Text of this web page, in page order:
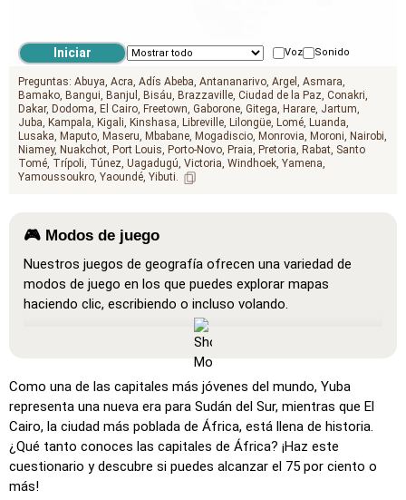
Voz Sonido
Preguntas: Abuya Acra Adís Abeba Antananarivo Argel
Asmara
Bamako Bangui Banjul Bisáu Brazzaville Ciudad de la Paz Conakri
Dakar Dodoma El Cairo Freetown Gaborone Gitega Harare Jartum
Juba Kampala Kigali Kinshasa Libreville Lilongüe Lomé Luanda
Lusaka Maputo Maseru Mbabane Mogadiscio Monrovia Moroni Nairobi
Niamey Nuakchot Port Louis Porto-Novo Praia Pretoria Rabat Santo
Tomé Trípoli Túnez Uagadugú Victoria Windhoek Yamena
Yamoussoukro Yaoundé Yibuti
🎮 Modos de juego
Nuestros juegos de geografía ofrecen una variedad de
modos de juego en los que puedes explorar mapas
haciendo clic, escribiendo o incluso volando.
: Un modo de aprendizaje donde todas las
ubicaciones son visibles en el mapa, lo que facilita el
Haz clic en… (muy fácil): Funciona como 'Haz clic en…',
pero al pasar el cursor sobre una ubicación, se muestra su
nombre.
Haz clic en… (fácil): Similar a 'Haz clic en…', pero se
resaltan tres ubicaciones posibles para facilitar la
Como una de las capitales más jóvenes del mundo, Yuba
representa una nueva era para Sudán del Sur, mientras que El
Cairo, la ciudad más poblada de África, está llena de historia.
¿Qué tanto conoces las capitales de África? ¡Haz este
cuestionario y descubre si puedes alcanzar el 75 por ciento o
más!